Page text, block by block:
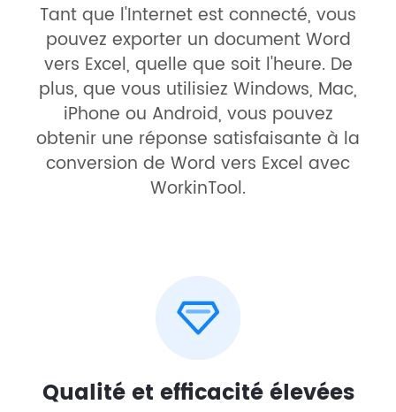
Tant que l'Internet est connecté, vous
pouvez exporter un document Word
vers Excel, quelle que soit l'heure. De
plus, que vous utilisiez Windows, Mac,
iPhone ou Android, vous pouvez
obtenir une réponse satisfaisante à la
conversion de Word vers Excel avec
WorkinTool.
Qualité et efficacité élevées